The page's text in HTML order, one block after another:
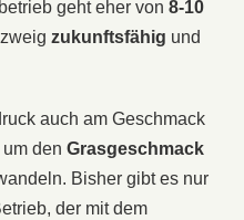
geht eher von 8-10
zukunftsfähig und
auch am Geschmack
den Grasgeschmack
Bisher gibt es nur
der mit dem